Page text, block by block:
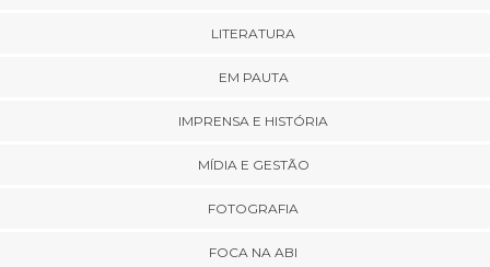
LITERATURA
EM PAUTA
IMPRENSA E HISTÓRIA
MÍDIA E GESTÃO
FOTOGRAFIA
FOCA NA ABI